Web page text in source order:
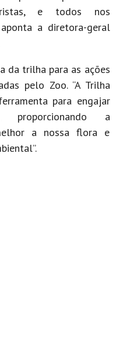
e todos nos
aponta a diretora-geral
da trilha para as ações
pelo Zoo. “A Trilha
para engajar
proporcionando a
a nossa flora e